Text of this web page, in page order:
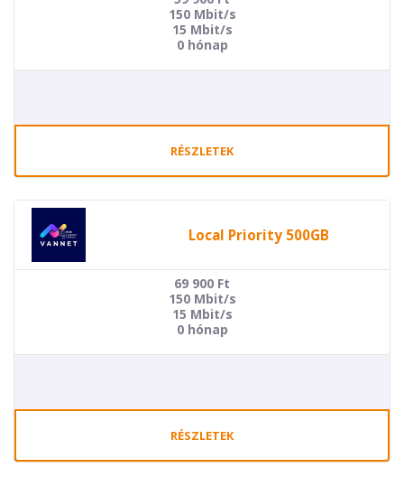
150 Mbit/s
15 Mbit/s
0 hónap
RÉSZLETEK
Local Priority 500GB
69 900 Ft
150 Mbit/s
15 Mbit/s
0 hónap
RÉSZLETEK